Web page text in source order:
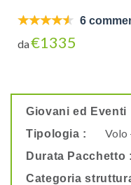
6
da€1335
Giovani ed Eventi
Tipologia : Volo
Durata Pacchetto :
Categoria